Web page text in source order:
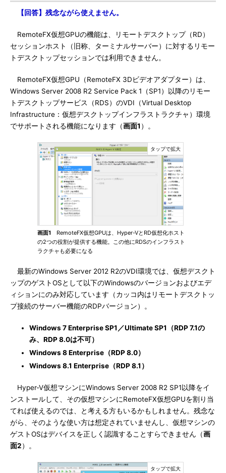
【回答】残念ながら使えません。
RemoteFX仮想GPUの機能は、リモートデスクトップ（RD）
セッションホスト（旧称、ターミナルサーバー）に対するリモー
トデスクトップセッションでは利用できません。
RemoteFX仮想GPU（RemoteFX 3Dビデオアダプター）は、
Windows Server 2008 R2 Service Pack 1（SP1）以降のリモー
トデスクトップサービス（RDS）のVDI（Virtual Desktop
Infrastructure：仮想デスクトップインフラストラクチャ）環境
でサポートされる機能になります（画面1 ）。
画面1 RemoteFX仮想GPUは、Hyper-VとRD仮想化ホスト
の2つの役割が提供する機能。この他にRDSのインフラスト
ラクチャも必要になる
最新のWindows Server 2012 R2のVDI環境では、仮想デスクト
ップのゲストOSとして以下のWindowsのバージョンおよびエデ
ィションにのみ対応しています（カッコ内はリモートデスクトッ
プ接続のサーバー機能のRDPバージョン）。
Windows 7 Enterprise SP1／Ultimate SP1（RDP 7.1の
み、RDP 8.0は不可）
Windows 8 Enterprise（RDP 8.0）
Windows 8.1 Enterprise（RDP 8.1）
Hyper-V仮想マシンにWindows Server 2008 R2 SP1以降をイ
ンストールして、その仮想マシンにRemoteFX仮想GPUを割り当
てれば使えるのでは、と考える方もいるかもしれません。残念な
がら、そのような使い方は想定されていませんし、仮想マシンの
ゲストOSはデバイスを正しく認識することすらできません（画
面2）。